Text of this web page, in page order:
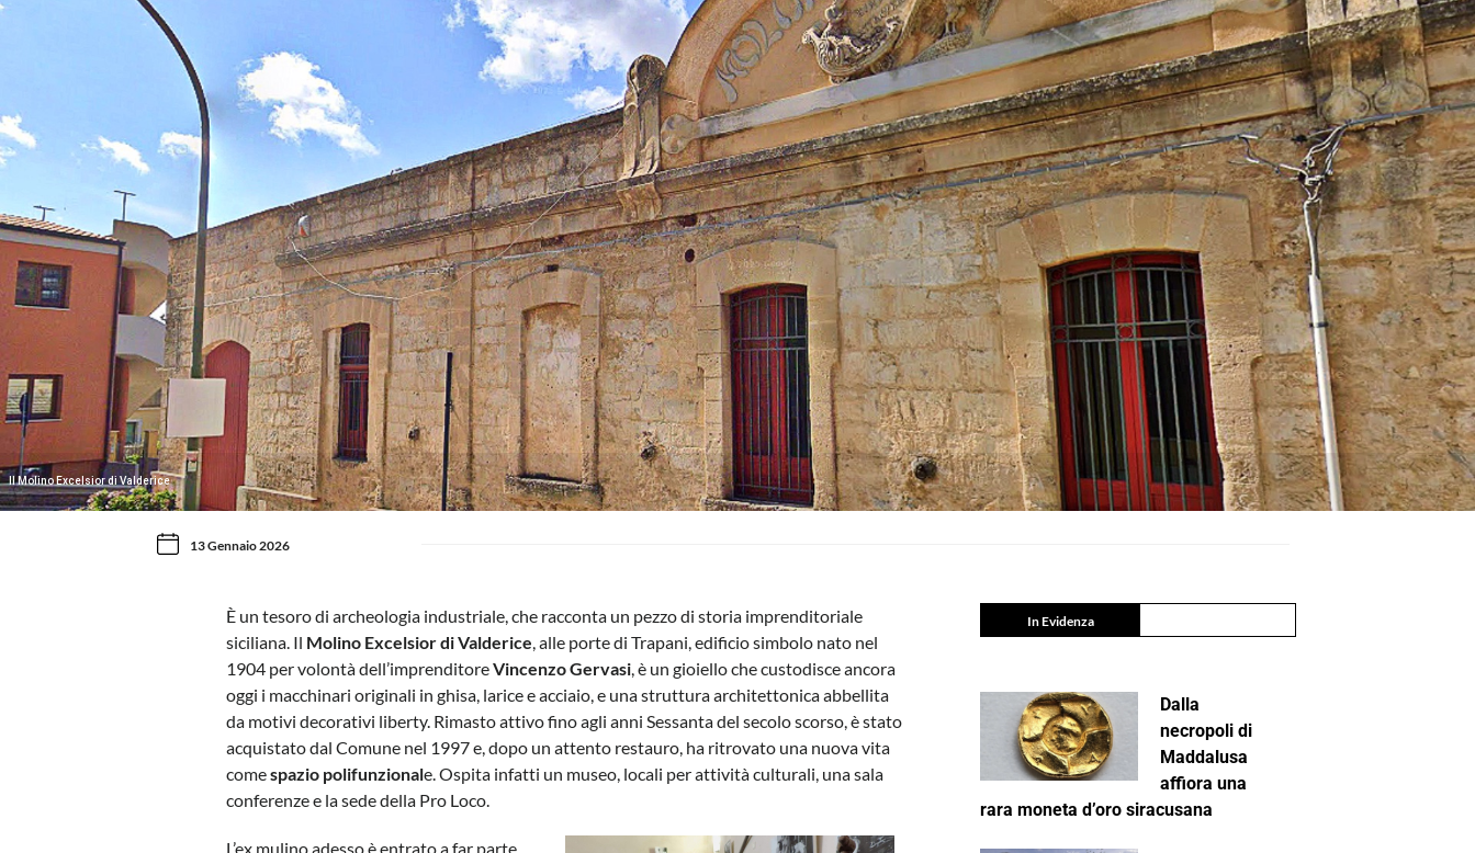
Il Molino Excelsior di Valderice
13 Gennaio 2026
È un tesoro di archeologia industriale, che racconta un pezzo di storia imprenditoriale
siciliana. Il Molino Excelsior di Valderice , alle porte di Trapani, edificio simbolo nato nel
1904 per volontà dell’imprenditoreVincenzo Gervasi , è un gioiello che custodisce ancora
oggi i macchinari originali in ghisa, larice e acciaio, e una struttura architettonica abbellita
da motivi decorativi liberty. Rimasto attivo fino agli anni Sessanta del secolo scorso, è stato
acquistato dal Comune nel 1997 e, dopo un attento restauro, ha ritrovato una nuova vita
comespazio polifunzionale. Ospita infatti un museo, locali per attività culturali, una sala
conferenze e la sede della Pro Loco.
L’ex mulino adesso è entrato a far parte
In Evidenza
Dalla
necropoli di
Maddalusa
affiora una
rara moneta d’oro siracusana